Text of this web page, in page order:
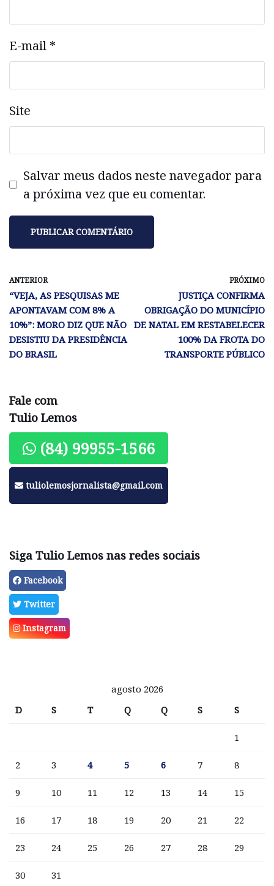
E-mail *
Site
Salvar meus dados neste navegador para
a próxima vez que eu comentar.
ANTERIOR
“VEJA, AS PESQUISAS ME
APONTAVAM COM 8% A
10%”: MORO DIZ QUE NÃO
DESISTIU DA PRESIDÊNCIA
DO BRASIL
PRÓXIMO
JUSTIÇA CONFIRMA
OBRIGAÇÃO DO MUNICÍPIO
DE NATAL EM RESTABELECER
100% DA FROTA DO
TRANSPORTE PÚBLICO
Fale com
Tulio Lemos
(84) 99955-1566
tuliolemosjornalista@gmail.com
Siga Tulio Lemos nas redes sociais
Facebook
Twitter
Instagram
agosto 2026
D
S T Q Q S S
1
2 3 4 5 6 7 8
9 10 11 12 13 14 15
16 17 18 19 20 21 22
23 24 25 26 27 28 29
30 31